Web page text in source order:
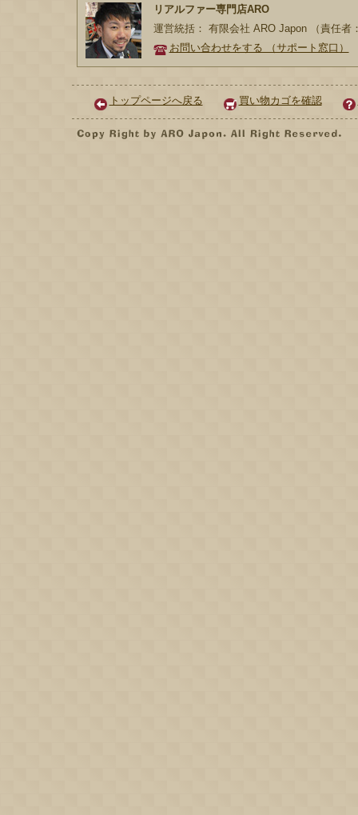
リアルファー専門店ARO
運営統括： 有限会社 ARO Japon （責任者
お問い合わせをする （サポート窓口）
トップページへ戻る 買い物カゴを確認